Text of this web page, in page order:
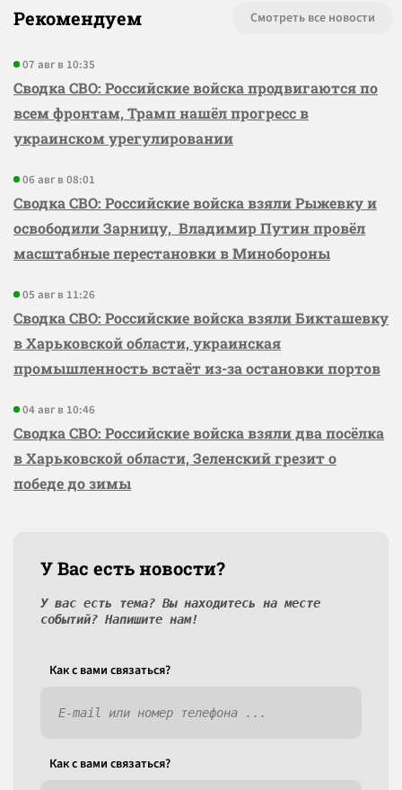
Рекомендуем Смотреть все новости
07 авг в 10:35
Сводка СВО: Российские войска продвигаются по
всем фронтам, Трамп нашёл прогресс в
украинском урегулировании
06 авг в 08:01
Сводка СВО: Российские войска взяли Рыжевку и
освободили Зарницу, Владимир Путин провёл
масштабные перестановки в Минобороны
05 авг в 11:26
Сводка СВО: Российские войска взяли Бикташевку
в Харьковской области, украинская
промышленность встаёт из-за остановки портов
04 авг в 10:46
Сводка СВО: Российские войска взяли два посёлка
в Харьковской области, Зеленский грезит о
победе до зимы
У Вас есть новости?
У вас есть тема? Вы находитесь на месте
событий? Напишите нам!
Как c вами связаться?
Как c вами связаться?